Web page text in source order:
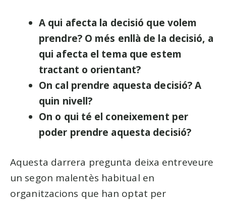
A qui afecta la decisió que volem
prendre? O més enllà de la decisió, a
qui afecta el tema que estem
tractant o orientant?
On cal prendre aquesta decisió? A
quin nivell?
On o qui té el coneixement per
poder prendre aquesta decisió?
Aquesta darrera pregunta deixa entreveure
un segon malentès habitual en
organitzacions que han optat per